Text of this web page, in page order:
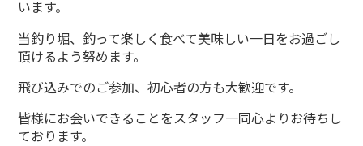
います。
当釣り堀、釣って楽しく食べて美味しい一日をお過ごし
頂けるよう努めます。
飛び込みでのご参加、初心者の方も大歓迎です。
皆様にお会いできることをスタッフ一同心よりお待ちし
ております。